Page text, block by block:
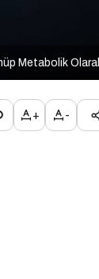
Metabolik
+ -